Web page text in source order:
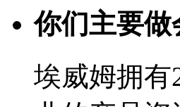
你们主要
埃威姆拥有